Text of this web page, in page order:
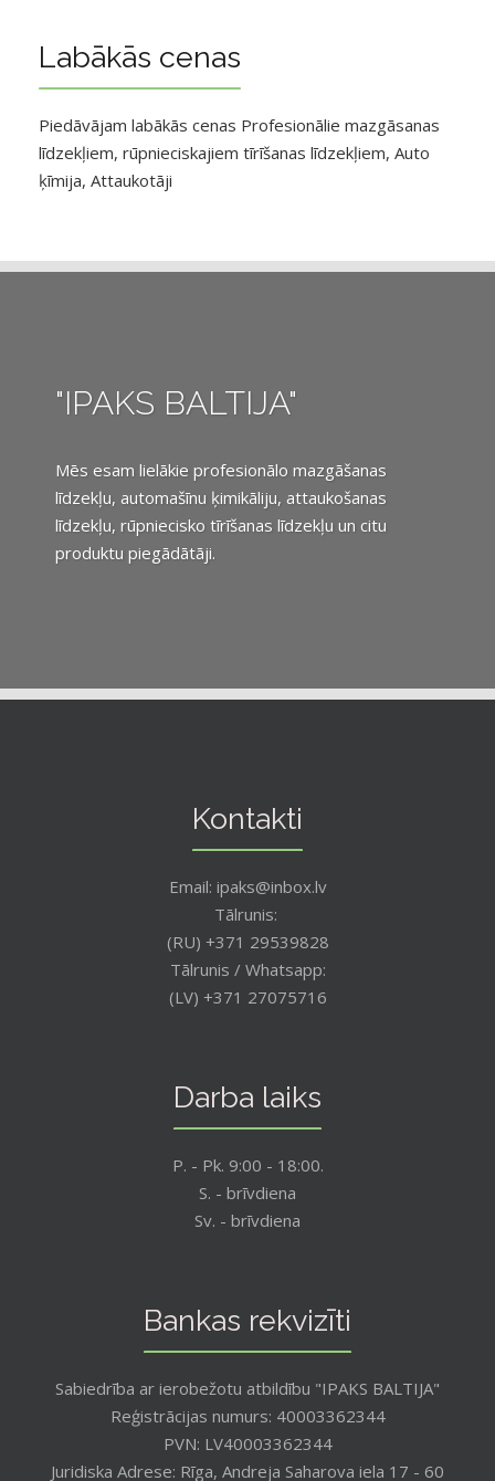
Labākās cenas
Piedāvājam labākās cenas Profesionālie mazgāsanas
līdzekļiem, rūpnieciskajiem tīrīšanas līdzekļiem, Auto
ķīmija, Attaukotāji
"IPAKS BALTIJA"
Mēs esam lielākie profesionālo mazgāšanas
līdzekļu, automašīnu ķimikāliju, attaukošanas
līdzekļu, rūpniecisko tīrīšanas līdzekļu un citu
produktu piegādātāji.
Kontakti
Email: ipaks@inbox.lv
Tālrunis:
(RU) +371 29539828
Tālrunis / Whatsapp:
(LV) +371 27075716
Darba laiks
P. - Pk. 9:00 - 18:00.
S. - brīvdiena
Sv. - brīvdiena
Bankas rekvizīti
Sabiedrība ar ierobežotu atbildību "IPAKS BALTIJA"
Reģistrācijas numurs: 40003362344
PVN: LV40003362344
Juridiska Adrese: Rīga, Andreja Saharova iela 17 - 60